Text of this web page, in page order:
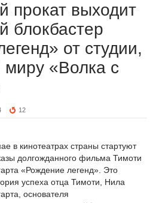
прокат выходит
блокбастер
от студии,
«Волка с
12
в кинотеатрах страны стартуют
долгожданного фильма Тимоти
«Рождение легенд». Это
успеха отца Тимоти, Нила
основателя